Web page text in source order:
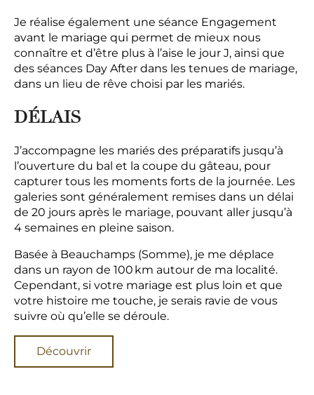
Je réalise également une séance Engagement
avant le mariage qui permet de mieux nous
connaître et d’être plus à l’aise le jour J, ainsi que
des séances Day After dans les tenues de mariage,
dans un lieu de rêve choisi par les mariés.
DÉLAIS
J’accompagne les mariés des préparatifs jusqu’à
l’ouverture du bal et la coupe du gâteau, pour
capturer tous les moments forts de la journée. Les
galeries sont généralement remises dans un délai
de 20 jours après le mariage, pouvant aller jusqu’à
4 semaines en pleine saison.
Basée à Beauchamps (Somme), je me déplace
dans un rayon de 100 km autour de ma localité.
Cependant, si votre mariage est plus loin et que
votre histoire me touche, je serais ravie de vous
suivre où qu’elle se déroule.
Découvrir